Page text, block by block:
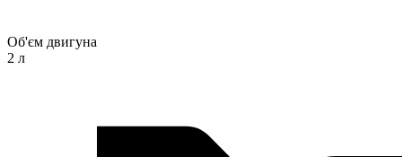
Об'єм двигуна
2 л